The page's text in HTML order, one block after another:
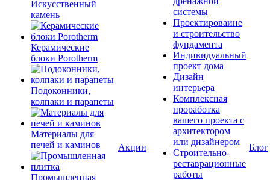
Искусственный
камень
Керамические
блоки Porotherm
Подоконники,
колпаки и парапеты
Материалы для
печей и каминов
Промышленная
Акции
системы
Проектироваине
и строительство
фундамента
Индивидуальный
проект дома
Дизайн
интерьера
Комплексная
проработка
вашего проекта с
архитектором
или дизайнером
Строительно-
реставрационные
работы
Блог